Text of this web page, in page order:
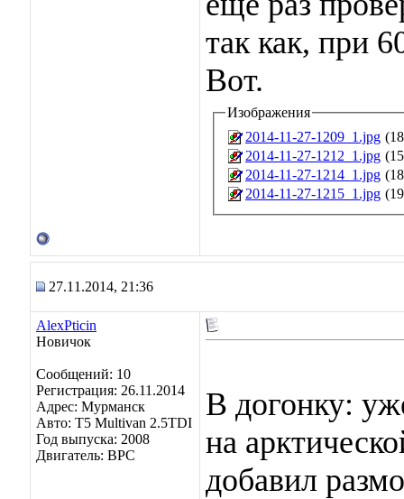
так как, при
Вот.
Изображения
2014-11-27-1209_1.jpg
2014-11-27-1212_1.jpg
2014-11-27-1214_1.jpg
2014-11-27-1215_1.jpg
27.11.2014, 21:36
AlexPticin
Новичок
Сообщений: 10
Регистрация: 26.11.2014
Адрес: Мурманск
Авто: Т5 Multivan 2.5TDI
Год выпуска: 2008
Двигатель: BPC
В догонку:
на
добавил